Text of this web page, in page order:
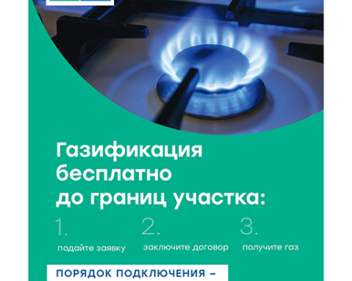
7 Авг 2026 18:02 277
В Нило-Столобенской пустыни началась
реставрация фасада исторической
Крестовоздвиженской церкви
124
День арбуза отметили ребята в Андреапольском
Доме культуры
7 Авг 2026 17:02 179
Названы первые победители программы «Земский
работник культуры» в Тверской области